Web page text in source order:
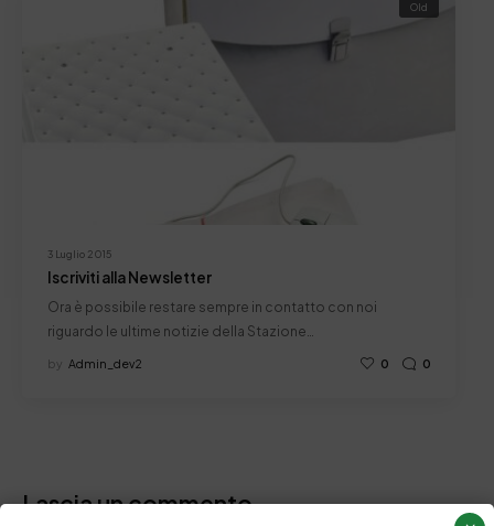
3 Luglio 2015
Old
Iscriviti alla Newsletter
Ora è possibile restare sempre in contatto con noi
riguardo le ultime notizie della Stazione…
by Admin_dev2 0 0
Lascia un commento